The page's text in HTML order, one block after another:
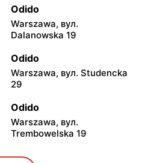
Odido
Warszawa, вул.
Dalanowska 19
Odido
Warszawa, вул. Studencka
29
Odido
Warszawa, вул.
Trembowelska 19
Odido